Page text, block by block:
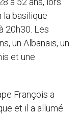
la basilique
20h30. Les
un Albanais, un
et une
François a
et il a allumé